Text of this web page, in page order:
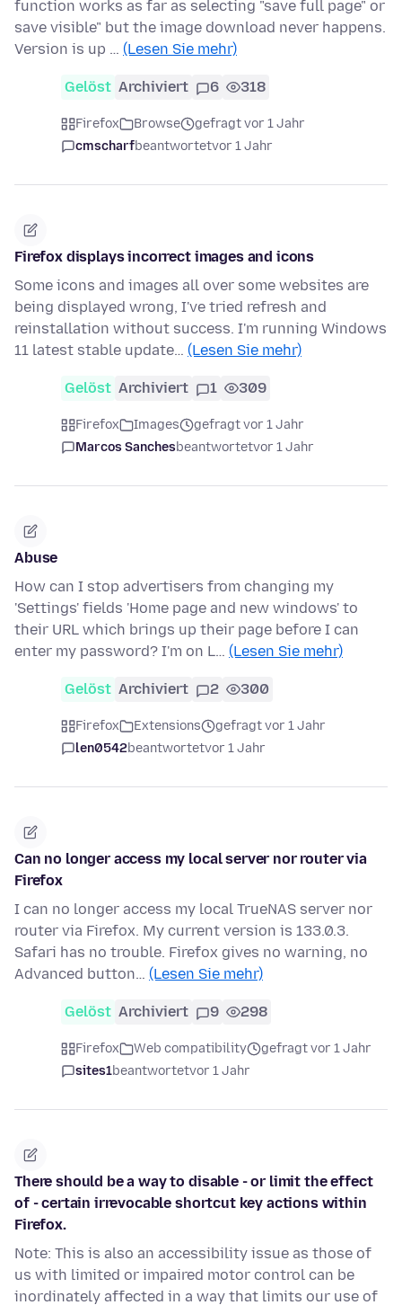
function works as far as selecting "save full page" or
save visible" but the image download never happens.
Version is up … (Lesen Sie mehr)
Gelöst Archiviert 6 318
Firefox Browse
gefragt vor 1 Jahr
cmscharfbeantwortetvor 1 Jahr
Firefox displays incorrect images and icons
Some icons and images all over some websites are
being displayed wrong, I've tried refresh and
reinstallation without success. I'm running Windows
11 latest stable update… (Lesen Sie mehr)
Gelöst Archiviert 1 309
Firefox Images
gefragt vor 1 Jahr
Marcos Sanchesbeantwortetvor 1 Jahr
Abuse
How can I stop advertisers from changing my
'Settings' fields 'Home page and new windows' to
their URL which brings up their page before I can
enter my password? I'm on L… (Lesen Sie mehr)
Gelöst Archiviert 2 300
Firefox Extensions
gefragt vor 1 Jahr
len0542beantwortetvor 1 Jahr
Can no longer access my local server nor router via
Firefox
I can no longer access my local TrueNAS server nor
router via Firefox. My current version is 133.0.3.
Safari has no trouble. Firefox gives no warning, no
Advanced button… (Lesen Sie mehr)
Gelöst Archiviert 9 298
Firefox Web compatibility
gefragt vor 1 Jahr
sites1beantwortetvor 1 Jahr
There should be a way to disable - or limit the effect
of - certain irrevocable shortcut key actions within
Firefox.
Note: This is also an accessibility issue as those of
us with limited or impaired motor control can be
inordinately affected in a way that limits our use of